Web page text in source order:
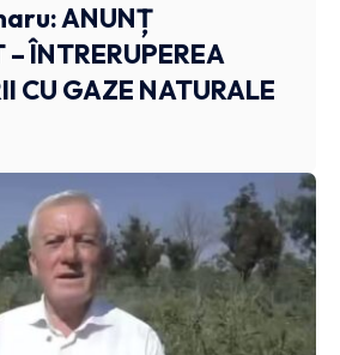
ANUNȚ
ÎNTRERUPEREA
CU GAZE NATURALE